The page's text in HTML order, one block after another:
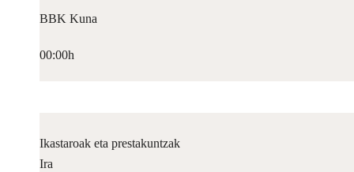
BBK Kuna
00:00h
Ikastaroak eta prestakuntzak
Ira